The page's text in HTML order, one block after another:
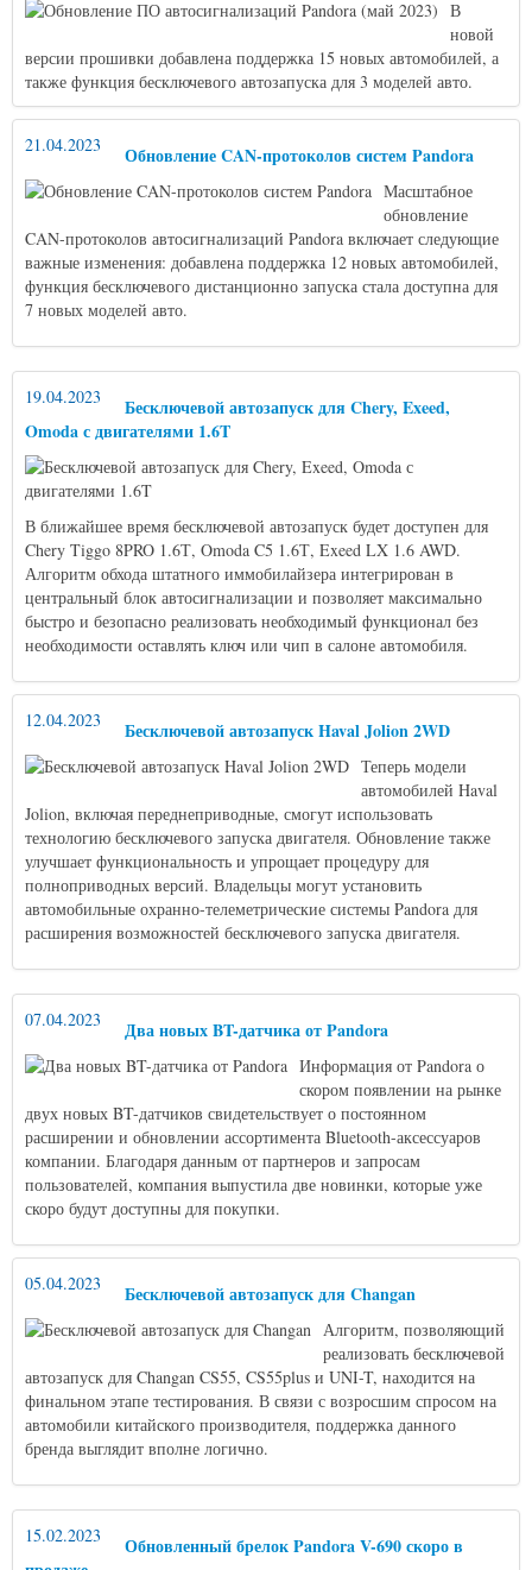
В
новой
версии прошивки добавлена поддержка 15 новых автомобилей, а
также функция бесключевого автозапуска для 3 моделей авто.
21.04.2023 Обновление CAN-протоколов систем Pandora
Масштабное
обновление
CAN-протоколов автосигнализаций Pandora включает следующие
важные изменения: добавлена поддержка 12 новых автомобилей,
функция бесключевого дистанционно запуска стала доступна для
7 новых моделей авто.
19.04.2023
Бесключевой автозапуск для Chery, Exeed,
Omoda с двигателями 1.6T
В ближайшее время бесключевой автозапуск будет доступен для
Chery Tiggo 8PRO 1.6Т, Omoda C5 1.6Т, Exeed LX 1.6 AWD.
Алгоритм обхода штатного иммобилайзера интегрирован в
центральный блок автосигнализации и позволяет максимально
быстро и безопасно реализовать необходимый функционал без
необходимости оставлять ключ или чип в салоне автомобиля.
12.04.2023 Бесключевой автозапуск Haval Jolion 2WD
Теперь модели
автомобилей Haval
Jolion, включая переднеприводные, смогут использовать
технологию бесключевого запуска двигателя. Обновление также
улучшает функциональность и упрощает процедуру для
полноприводных версий. Владельцы могут установить
автомобильные охранно-телеметрические системы Pandora для
расширения возможностей бесключевого запуска двигателя.
07.04.2023 Два новых BT-датчика от Pandora
Информация от Pandora о
скором появлении на рынке
двух новых BT-датчиков свидетельствует о постоянном
расширении и обновлении ассортимента Bluetooth-аксессуаров
компании. Благодаря данным от партнеров и запросам
пользователей, компания выпустила две новинки, которые уже
скоро будут доступны для покупки.
05.04.2023 Бесключевой автозапуск для Changan
Алгоритм, позволяющий
реализовать бесключевой
автозапуск для Changan CS55, CS55plus и UNI-T, находится на
финальном этапе тестирования. В связи с возросшим спросом на
автомобили китайского производителя, поддержка данного
бренда выглядит вполне логично.
15.02.2023
Обновленный брелок Pandora V-690 скоро в